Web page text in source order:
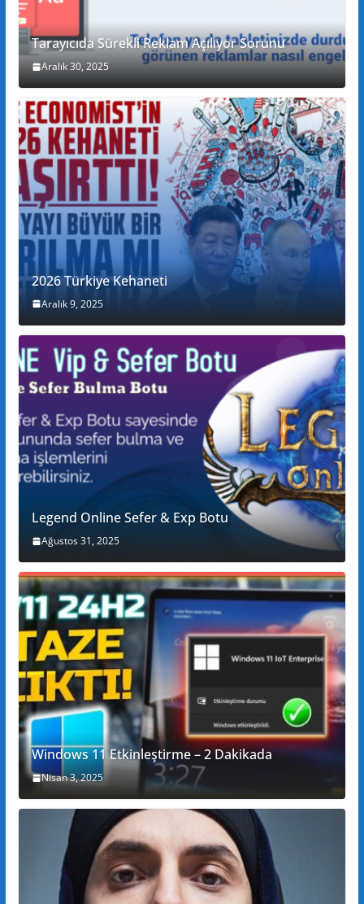
Tarayıcıda Sürekli Reklam Açılıyor Sorunu
Aralık 30, 2025
2026 Türkiye Kehaneti
Aralık 9, 2025
Legend Online Sefer & Exp Botu
Ağustos 31, 2025
Windows 11 Etkinleştirme – 2 Dakikada
Nisan 3, 2025